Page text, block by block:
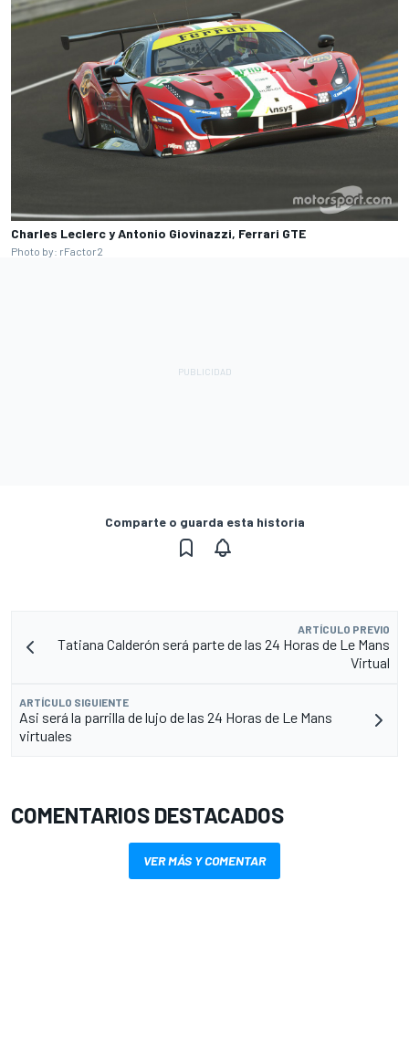
Charles Leclerc y Antonio Giovinazzi, Ferrari GTE
Photo by: rFactor2
Comparte o guarda esta historia
ARTÍCULO PREVIO
Tatiana Calderón será parte de las 24 Horas de Le Mans
Virtual
ARTÍCULO SIGUIENTE
Asi será la parrilla de lujo de las 24 Horas de Le Mans
virtuales
COMENTARIOS DESTACADOS
VER MÁS Y COMENTAR